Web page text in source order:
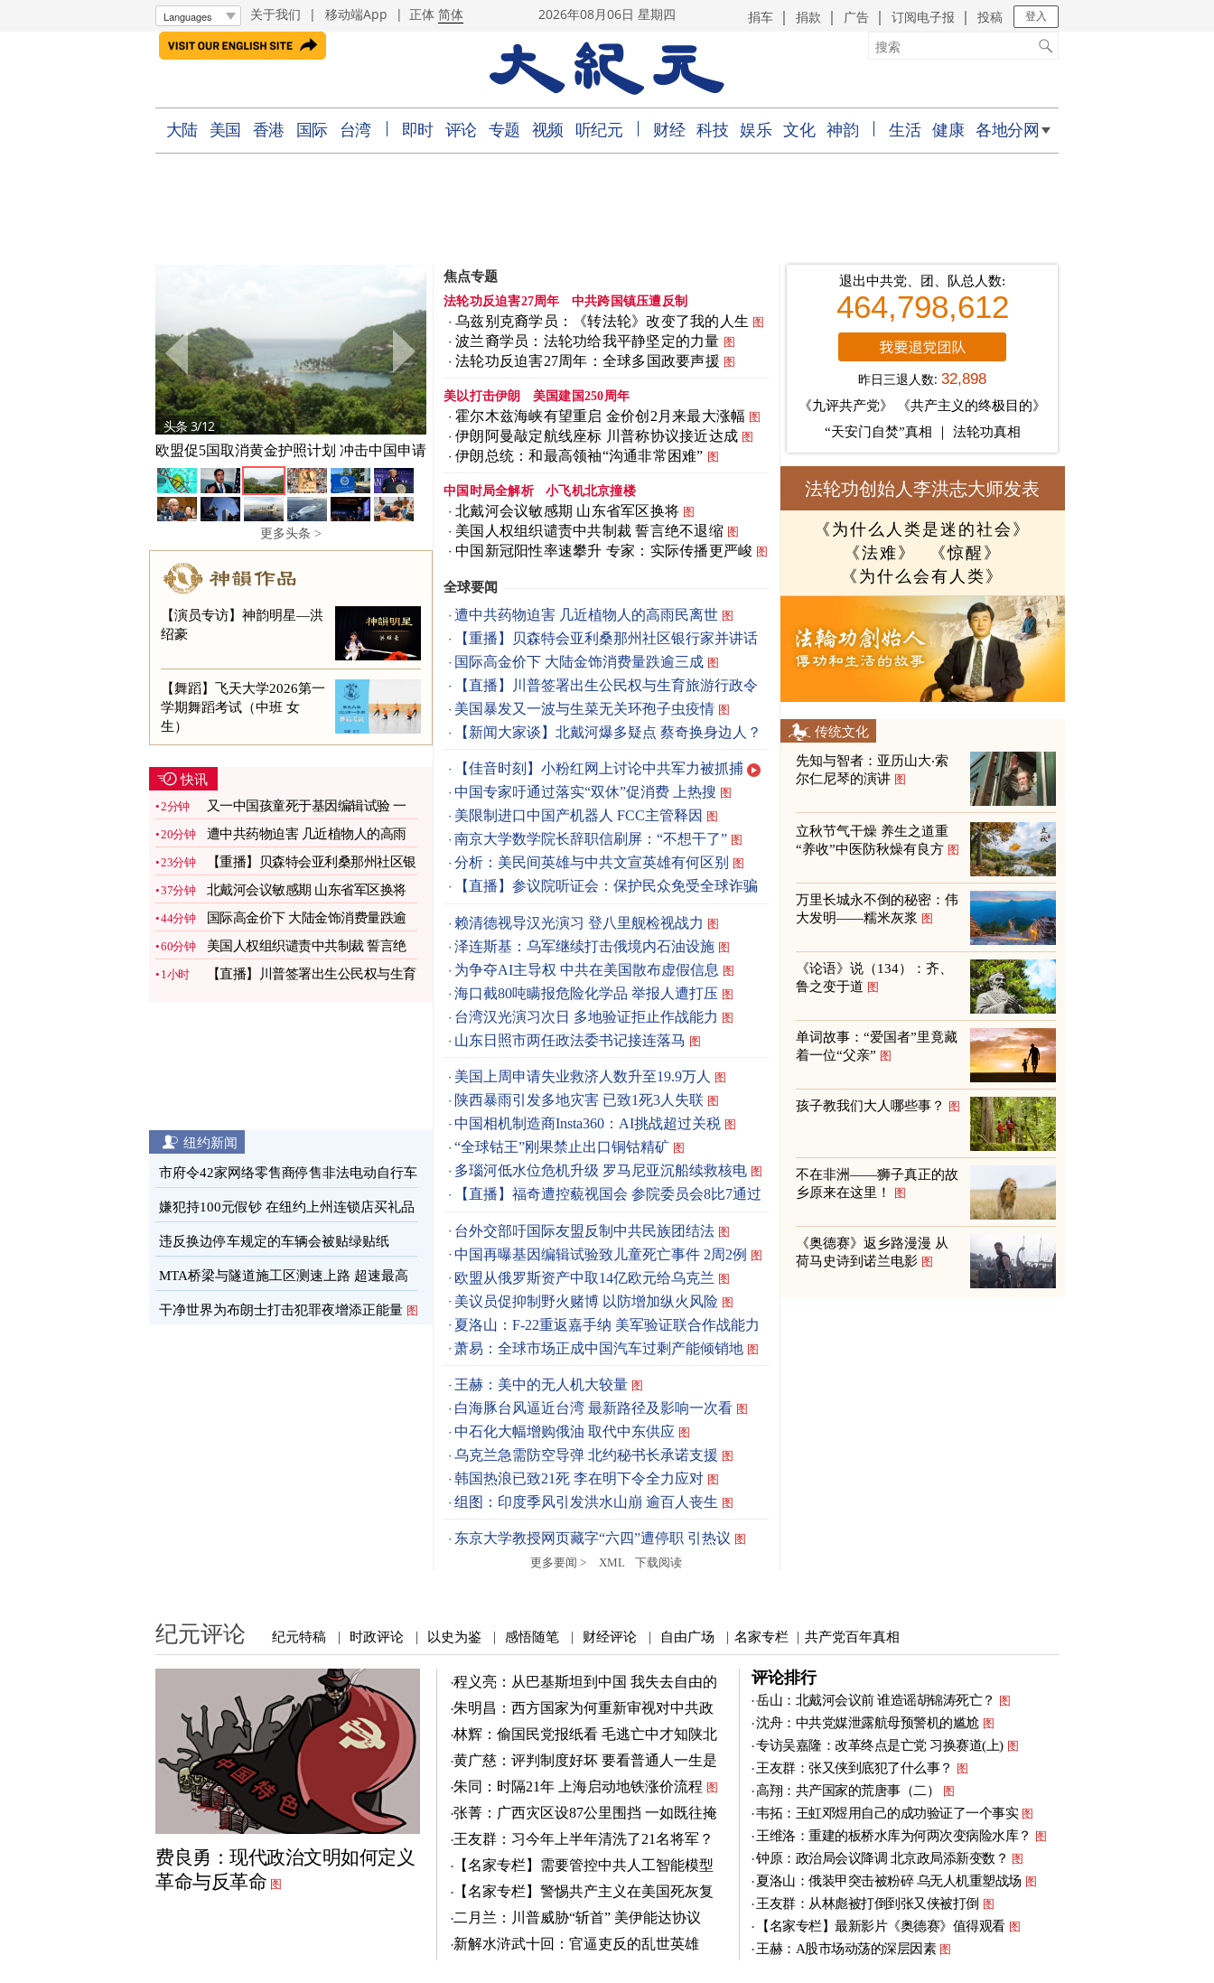
关于我们 | 移动端App | 正体 简体 2026年08月06日 星期四 捐车 捐款 广告 订阅电子报 投稿 登入
大陆 美国 香港 国际 台湾 即时 评论 专题 视频 听纪元 财经 科技 娱乐 文化 神韵 生活 健康 各地分网
头条 3/12
欧盟促5国取消黄金护照计划 冲击中国申请
人
更多头条 >
【演员专访】神韵明星—洪
绍豪
【舞蹈】飞天大学2026第一
学期舞蹈考试（中班 女
生）
快讯
2分钟
又一中国孩童死于基因编辑试验 一
文看懂 图
20分钟
遭中共药物迫害 几近植物人的高雨
民离世 图
23分钟
【重播】贝森特会亚利桑那州社区银
行家并讲话
37分钟 北戴河会议敏感期 山东省军区换将
图
44分钟
国际高金价下 大陆金饰消费量跌逾
三成 图
60分钟
美国人权组织谴责中共制裁 誓言绝
不退缩 图
1小时
【直播】川普签署出生公民权与生育
纽约新闻
市府令42家网络零售商停售非法电动自行车
图
嫌犯持100元假钞 在纽约上州连锁店买礼品
卡 图
违反换边停车规定的车辆会被贴绿贴纸
MTA桥梁与隧道施工区测速上路 超速最高
罚100元 图
干净世界为布朗士打击犯罪夜增添正能量 图
焦点专题
法轮功反迫害27周年 中共跨国镇压遭反制
乌兹别克裔学员：《转法轮》改变了我的人生 图
波兰裔学员：法轮功给我平静坚定的力量 图
法轮功反迫害27周年：全球多国政要声援 图
美以打击伊朗 美国建国250周年
霍尔木兹海峡有望重启 金价创2月来最大涨幅 图
伊朗阿曼敲定航线座标 川普称协议接近达成 图
伊朗总统：和最高领袖“沟通非常困难” 图
中国时局全解析 小飞机北京撞楼
北戴河会议敏感期 山东省军区换将 图
美国人权组织谴责中共制裁 誓言绝不退缩 图
中国新冠阳性率速攀升 专家：实际传播更严峻 图
全球要闻
遭中共药物迫害 几近植物人的高雨民离世 图
【重播】贝森特会亚利桑那州社区银行家并讲话
国际高金价下 大陆金饰消费量跌逾三成 图
【直播】川普签署出生公民权与生育旅游行政令
美国暴发又一波与生菜无关环孢子虫疫情 图
【新闻大家谈】北戴河爆多疑点 蔡奇换身边人？
【佳音时刻】小粉红网上讨论中共军力被抓捕
中国专家吁通过落实“双休”促消费 上热搜 图
美限制进口中国产机器人 FCC主管释因 图
南京大学数学院长辞职信刷屏：“不想干了” 图
分析：美民间英雄与中共文宣英雄有何区别 图
【直播】参议院听证会：保护民众免受全球诈骗
赖清德视导汉光演习 登八里舰检视战力 图
泽连斯基：乌军继续打击俄境内石油设施 图
为争夺AI主导权 中共在美国散布虚假信息 图
海口截80吨瞒报危险化学品 举报人遭打压 图
台湾汉光演习次日 多地验证拒止作战能力 图
山东日照市两任政法委书记接连落马 图
美国上周申请失业救济人数升至19.9万人 图
陕西暴雨引发多地灾害 已致1死3人失联 图
中国相机制造商Insta360：AI挑战超过关税 图
“全球钴王”刚果禁止出口铜钴精矿 图
多瑙河低水位危机升级 罗马尼亚沉船续救核电 图
【直播】福奇遭控藐视国会 参院委员会8比7通过
台外交部吁国际友盟反制中共民族团结法 图
中国再曝基因编辑试验致儿童死亡事件 2周2例 图
欧盟从俄罗斯资产中取14亿欧元给乌克兰 图
美议员促抑制野火赌博 以防增加纵火风险 图
夏洛山：F-22重返嘉手纳 美军验证联合作战能力
图
萧易：全球市场正成中国汽车过剩产能倾销地 图
王赫：美中的无人机大较量 图
白海豚台风逼近台湾 最新路径及影响一次看 图
中石化大幅增购俄油 取代中东供应 图
乌克兰急需防空导弹 北约秘书长承诺支援 图
韩国热浪已致21死 李在明下令全力应对 图
组图：印度季风引发洪水山崩 逾百人丧生 图
东京大学教授网页藏字“六四”遭停职 引热议 图
更多要闻 >
XML 下载阅读
退出中共党、团、队总人数:
464,798,612
昨日三退人数:32,898
《九评共产党》
《共产主义的终极目的》
“天安门自焚”真相
法轮功真相
法轮功创始人李洪志大师发表
《为什么人类是迷的社会》
《法难》
《惊醒》
《为什么会有人类》
传统文化
先知与智者：亚历山大‧索
尔仁尼琴的演讲 图
立秋节气干燥 养生之道重
“养收”中医防秋燥有良方 图
万里长城永不倒的秘密：伟
大发明——糯米灰浆 图
《论语》说（134）：齐、
鲁之变于道 图
单词故事：“爱国者”里竟藏
着一位“父亲” 图
孩子教我们大人哪些事？ 图
不在非洲——狮子真正的故
乡原来在这里！
图
《奥德赛》返乡路漫漫 从
荷马史诗到诺兰电影 图
纪元评论 纪元特稿 | 时政评论 | 以史为鉴 | 感悟随笔 | 财经评论 | 自由广场 | 名家专栏 | 共产党百年真相
费良勇：现代政治文明如何定义
革命与反革命 图
程义亮：从巴基斯坦到中国 我失去自由的
两年
朱明昌：西方国家为何重新审视对中共政
策？
图
林辉：偷国民党报纸看 毛逃亡中才知陕北
有刘志丹
图
黄广慈：评判制度好坏 要看普通人一生是
否安稳
图
朱同：时隔21年 上海启动地铁涨价流程 图
张菁：广西灾区设87公里围挡 一如既往掩
盖真相 图
王友群：习今年上半年清洗了21名将军？
图
【名家专栏】需要管控中共人工智能模型
图
【名家专栏】警惕共产主义在美国死灰复
燃 图
二月兰：川普威胁“斩首” 美伊能达协议
吗？ 图
新解水浒武十回：官逼吏反的乱世英雄
评论排行
岳山：北戴河会议前 谁造谣胡锦涛死亡？ 图
沈舟：中共党媒泄露航母预警机的尴尬 图
专访吴嘉隆：改革终点是亡党 习换赛道(上) 图
王友群：张又侠到底犯了什么事？ 图
高翔：共产国家的荒唐事（二） 图
韦拓：王虹邓煜用自己的成功验证了一个事实 图
王维洛：重建的板桥水库为何两次变病险水库？ 图
钟原：政治局会议降调 北京政局添新变数？ 图
夏洛山：俄装甲突击被粉碎 乌无人机重塑战场 图
王友群：从林彪被打倒到张又侠被打倒 图
【名家专栏】最新影片《奥德赛》值得观看 图
王赫：A股市场动荡的深层因素 图